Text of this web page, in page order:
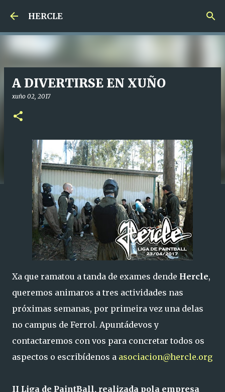
HERCLE
A DIVERTIRSE EN XUÑO
xuño 02, 2017
Xa que ramatou a tanda de exames dende Hercle,
queremos animaros a tres actividades nas
próximas semanas, por primeira vez una delas
no campus de Ferrol. Apuntádevos y
contactaremos con vos para concretar todos os
aspectos o escribídenos a asociacion@hercle.org
II Liga de PaintBall, realizada pola empresa